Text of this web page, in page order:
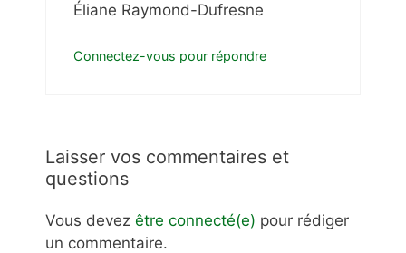
Éliane Raymond-Dufresne
Connectez-vous pour répondre
Laisser vos commentaires et
questions
Vous devez être connecté(e) pour rédiger
un commentaire.